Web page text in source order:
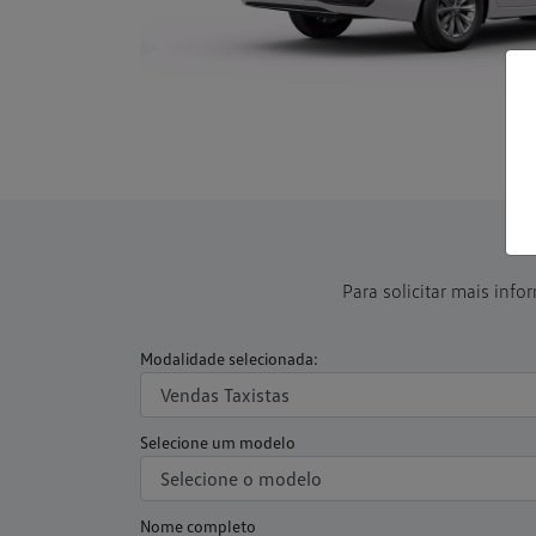
Para solicitar mais
Modalidade selecionada:
Selecione um modelo
Nome completo